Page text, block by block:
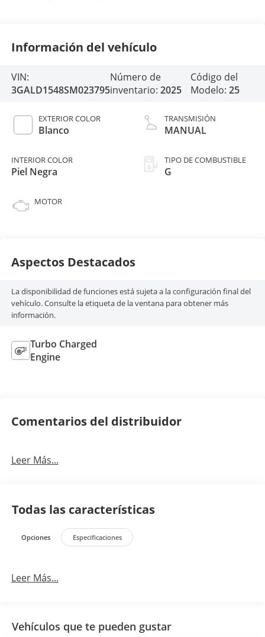
Información del vehículo
VIN:
3GALD1548SM023795
Número de
inventario: 2025
Código del
Modelo: 25
EXTERIOR COLOR
Blanco
INTERIOR COLOR
Piel Negra
MOTOR
TRANSMISIÓN
MANUAL
TIPO DE COMBUSTIBLE
G
Aspectos Destacados
La disponibilidad de funciones está sujeta a la configuración final del
vehículo. Consulte la etiqueta de la ventana para obtener más
información.
Turbo Charged
Engine
Comentarios del distribuidor
Leer Más...
Todas las características
Opciones Especificaciones
Leer Más...
Vehículos que te pueden gustar